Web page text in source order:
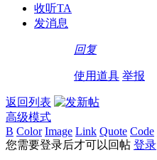
收听TA
发消息
回复
使用道具 举报
返回列表
高级模式
B Color Image Link Quote Code
您需要登录后才可以回帖 登录